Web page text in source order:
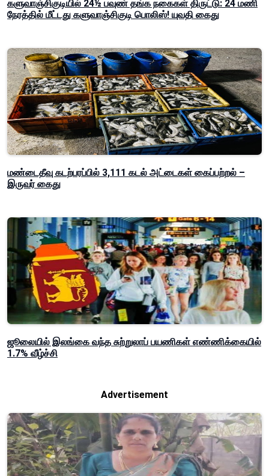
களுவாஞ்சிகுடியில் 24½ பவுண் தங்க நகைகள் திருட்டு: 24 மணி
நேரத்தில் மீட்டது களுவாஞ்சிகுடி பொலிஸ்! யுவதி கைது
மண்டைதீவு கடற்பரப்பில் 3,111 கடல் அட்டைகள் கைப்பற்றல் –
இருவர் கைது
ஜூலையில் இலங்கை வந்த சுற்றுலாப் பயணிகள் எண்ணிக்கையில்
1.7% வீழ்ச்சி
Advertisement